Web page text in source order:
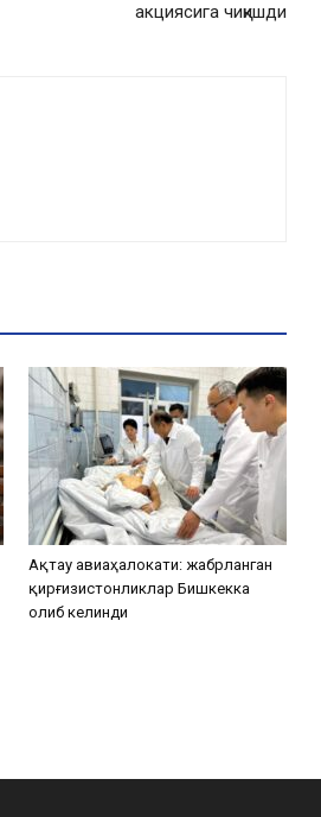
акциясига чиқишди
Ақтау авиаҳалокати: жабрланган
қирғизистонликлар Бишкекка
олиб келинди